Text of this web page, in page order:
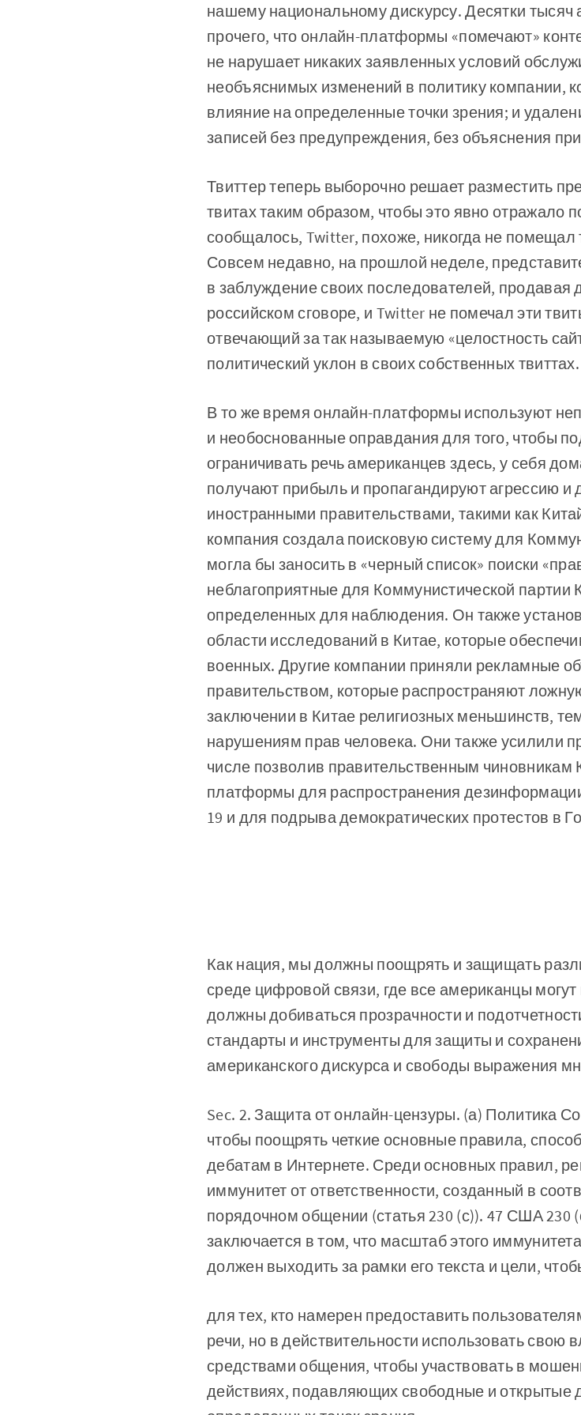
нашему национальному дискурсу. Десятки
прочего, что онлайн-платформы «помечают»
не нарушает никаких заявленных условий
необъяснимых изменений в политику компании,
влияние на определенные точки зрения; и
записей без предупреждения, без объяснения
Твиттер теперь выборочно решает разместить
твитах таким образом, чтобы это явно отражало
сообщалось, Twitter, похоже, никогда не помещал
Совсем недавно, на прошлой неделе,
в заблуждение своих последователей, продавая
российском сговоре, и Twitter не помечал эти
отвечающий за так называемую «целостность
политический уклон в своих собственных твиттах.
В то же время онлайн-платформы используют
и необоснованные оправдания для того, чтобы
ограничивать речь американцев здесь, у себя
получают прибыль и пропагандируют агрессию
иностранными правительствами, такими как
компания создала поисковую систему для
могла бы заносить в «черный список» поиски
неблагоприятные для Коммунистической партии
определенных для наблюдения. Он также
области исследований в Китае, которые
военных. Другие компании приняли рекламные
правительством, которые распространяют
заключении в Китае религиозных меньшинств,
нарушениям прав человека. Они также усилили
числе позволив правительственным чиновникам
платформы для распространения
19 и для подрыва демократических протестов в
Как нация, мы должны поощрять и защищать
среде цифровой связи, где все американцы
должны добиваться прозрачности и
стандарты и инструменты для защиты и
американского дискурса и свободы выражения
Sec. 2. Защита от онлайн-цензуры. (а) Политика
чтобы поощрять четкие основные правила,
дебатам в Интернете. Среди основных правил,
иммунитет от ответственности, созданный в
порядочном общении (статья 230 (с)). 47 США
заключается в том, что масштаб этого
должен выходить за рамки его текста и цели,
для тех, кто намерен предоставить
речи, но в действительности использовать свою
средствами общения, чтобы участвовать в
действиях, подавляющих свободные и открытые